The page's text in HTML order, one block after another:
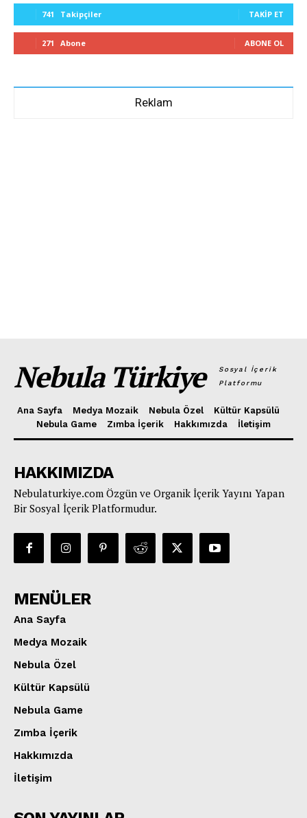
741 Takipçiler TAKIP ET
271 Abone ABONE OL
Reklam
Nebula Türkiye
Sosyal İçerik
Platformu
Ana Sayfa Medya Mozaik Nebula Özel
Kültür Kapsülü
Nebula Game
Zımba İçerik Hakkımızda İletişim
HAKKIMIZDA
Nebulaturkiye.com Özgün ve Organik İçerik Yayını Yapan
Bir Sosyal İçerik Platformudur.
MENÜLER
Ana Sayfa
Medya Mozaik
Nebula Özel
Kültür Kapsülü
Nebula Game
Zımba İçerik
Hakkımızda
İletişim